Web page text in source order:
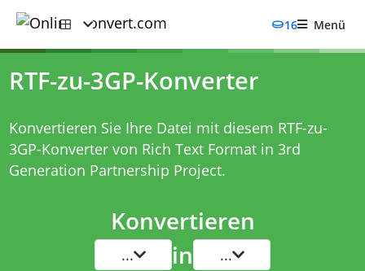
16 Menü
RTF-zu-3GP-Konverter
Konvertieren Sie Ihre Datei mit diesem RTF-zu-
3GP-Konvertervon Rich Text Format in 3rd
Generation Partnership Project.
Konvertieren
... in ...